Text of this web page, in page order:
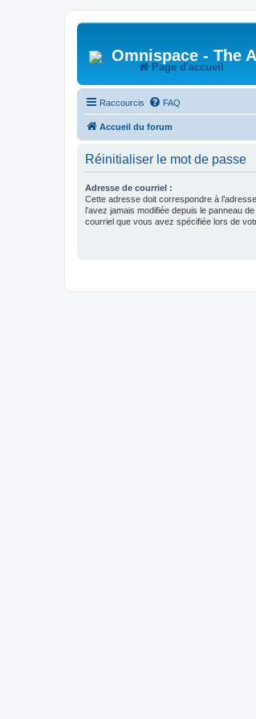
Omnispace - The
Page d'accueil
Raccourcis FAQ
Accueil du forum
Réinitialiser le mot de passe
Adresse de courriel :
Cette adresse doit correspondre à
l’avez jamais modifiée depuis le panneau
courriel que vous avez spécifiée lors de